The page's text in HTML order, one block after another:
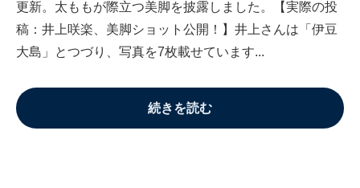
更新。太ももが際立つ美脚を披露しました。【実際の投
稿：井上咲楽、美脚ショット公開！】井上さんは「伊豆
大島」とつづり、写真を7枚載せています...
続きを読む